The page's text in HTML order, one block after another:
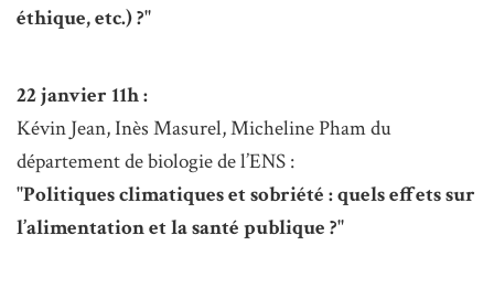
éthique, etc.) ?"
22 janvier 11h :
Kévin Jean, Inès Masurel, Micheline Pham du
département de biologie de l’ENS :
"Politiques climatiques et sobriété : quels effets sur
l’alimentation et la santé publique ?"